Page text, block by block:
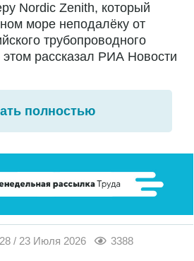
Nordic Zenith, который
море неподалёку от
трубопроводного
рассказал РИА Новости
полностью
/ 23 Июля 2026 3388